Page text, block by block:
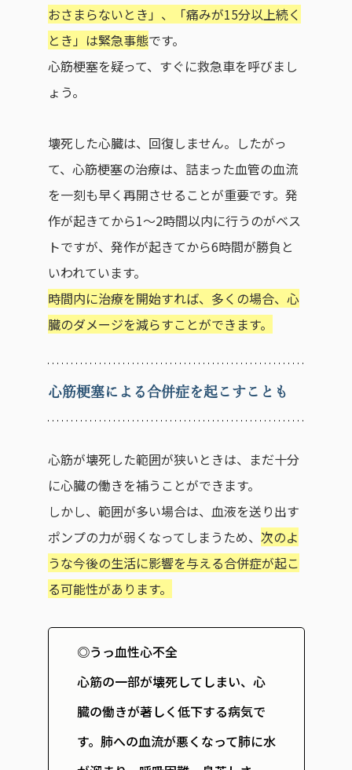
おさまらないとき」、「痛みが15分以上続く
とき」は緊急事態です。
心筋梗塞を疑って、すぐに救急車を呼びまし
ょう。
壊死した心臓は、回復しません。したがっ
て、心筋梗塞の治療は、詰まった血管の血流
を一刻も早く再開させることが重要です。発
作が起きてから1～2時間以内に行うのがベス
トですが、発作が起きてから6時間が勝負と
いわれています。
時間内に治療を開始すれば、多くの場合、心
臓のダメージを減らすことができます。
心筋梗塞による合併症を起こすことも
心筋が壊死した範囲が狭いときは、まだ十分
に心臓の働きを補うことができます。
しかし、範囲が多い場合は、血液を送り出す
ポンプの力が弱くなってしまうため、 次のよ
うな今後の生活に影響を与える合併症が起こ
る可能性があります。
◎うっ血性心不全
心筋の一部が壊死してしまい、心
臓の働きが著しく低下する病気で
す。肺への血流が悪くなって肺に水